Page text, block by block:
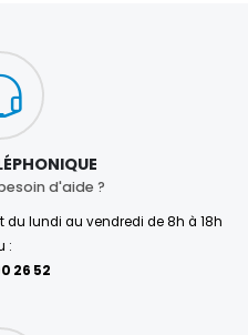
d'aide ?
lundi au vendredi de 8h à 18h
:
26 52